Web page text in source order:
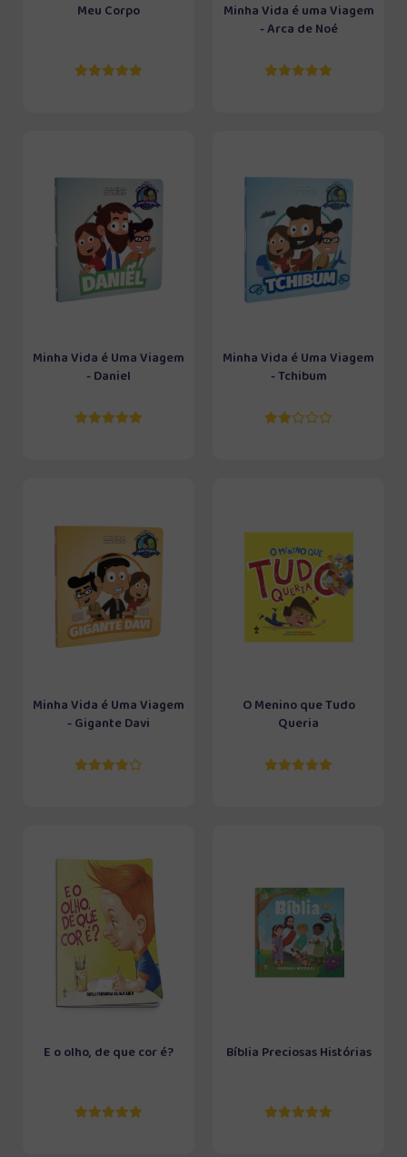
Meu Corpo
Minha Vida é uma Viagem
- Arca de Noé
Minha Vida é Uma Viagem
- Daniel
Minha Vida é Uma Viagem
- Tchibum
Minha Vida é Uma Viagem
- Gigante Davi
O Menino que Tudo
Queria
E o olho, de que cor é? Bíblia Preciosas Histórias